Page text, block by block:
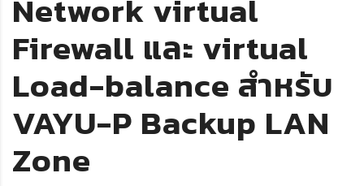
Network virtual
Firewall และ virtual
Load-balance สำหรับ
VAYU-P Backup LAN
Zone